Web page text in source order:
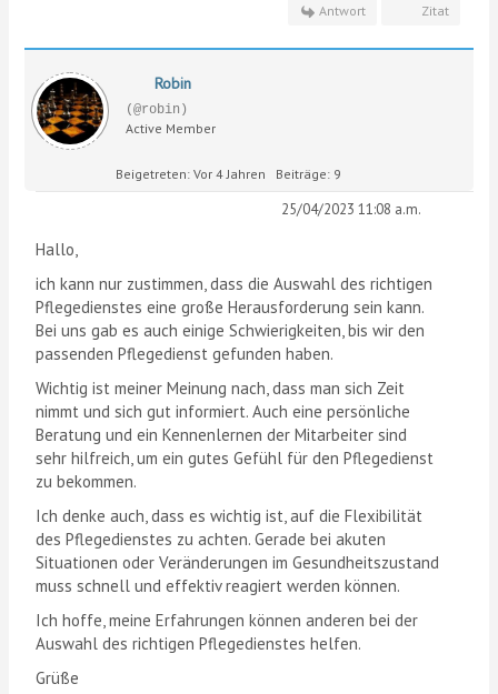
Antwort Zitat
Robin
(@robin)
Active Member
Beigetreten: Vor 4 Jahren Beiträge: 9
25/04/2023 11:08 a.m.
Hallo,
ich kann nur zustimmen, dass die Auswahl des richtigen
Pflegedienstes eine große Herausforderung sein kann.
Bei uns gab es auch einige Schwierigkeiten, bis wir den
passenden Pflegedienst gefunden haben.
Wichtig ist meiner Meinung nach, dass man sich Zeit
nimmt und sich gut informiert. Auch eine persönliche
Beratung und ein Kennenlernen der Mitarbeiter sind
sehr hilfreich, um ein gutes Gefühl für den Pflegedienst
zu bekommen.
Ich denke auch, dass es wichtig ist, auf die Flexibilität
des Pflegedienstes zu achten. Gerade bei akuten
Situationen oder Veränderungen im Gesundheitszustand
muss schnell und effektiv reagiert werden können.
Ich hoffe, meine Erfahrungen können anderen bei der
Auswahl des richtigen Pflegedienstes helfen.
Grüße